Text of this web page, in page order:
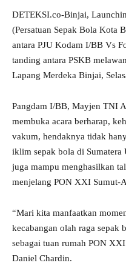
DETEKSI.co-Binjai,
(Persatuan Sepak Bola Kota
antara PJU Kodam I/BB Vs
tanding antara PSKB
Lapang Merdeka Binjai,
Pangdam I/BB, Mayjen TNI
membuka acara berharap,
vakum, hendaknya tidak
iklim sepak bola di
juga mampu menghasilkan
menjelang PON XXI Sumut-
“Mari kita manfaatkan
kecabangan olah raga sepak
sebagai tuan rumah PON
Daniel Chardin.